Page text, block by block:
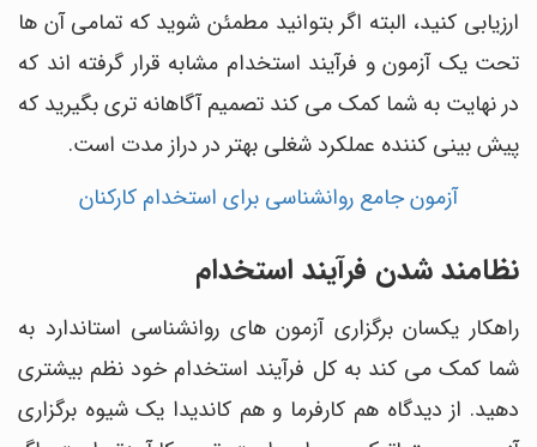
ارزیابی کنید، البته اگر بتوانید مطمئن شوید که تمامی آن ها
تحت یک آزمون و فرآیند استخدام مشابه قرار گرفته اند که
در نهایت به شما کمک می کند تصمیم آگاهانه تری بگیرید که
پیش بینی کننده عملکرد شغلی بهتر در دراز مدت است.
آزمون جامع روانشناسی برای استخدام کارکنان
نظامند شدن فرآیند استخدام
راهکار یکسان برگزاری آزمون های روانشناسی استاندارد به
شما کمک می کند به کل فرآیند استخدام خود نظم بیشتری
دهید. از دیدگاه هم کارفرما و هم کاندیدا یک شیوه برگزاری